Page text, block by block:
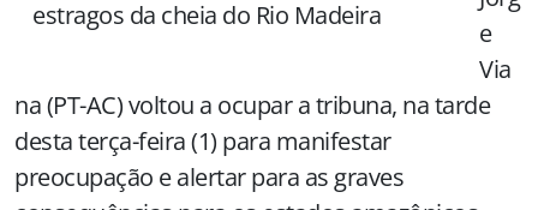
estragos da cheia do Rio Madeira
e
Via
na (PT-AC) voltou a ocupar a tribuna, na tarde
desta terça-feira (1) para manifestar
preocupação e alertar para as graves